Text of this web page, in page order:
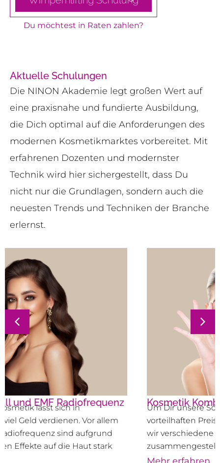
Du möchtest in Raten zahlen?
Kosmetik Kombischulungen
Um Dir unsere Schulungen zu einem
vorteilhaften Preis anbieten zu können, haben
wir verschiedene Kombischulungen
zusammengestellt.
Aktuelle Schulungen
Die NINON Akademie legt großen Wert auf
eine praxisnahe und fundierte Ausbildung,
die Dich optimal auf die Anforderungen des
modernen Kosmetikmarktes vorbereitet. Mit
erfahrenen Dozenten und modernster
Technik wird hier sichergestellt, dass Du
nicht nur die Grundlagen, sondern auch die
neuesten Trends und Techniken der Branche
erlernst.